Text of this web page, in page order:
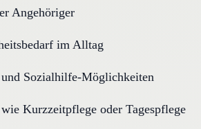
Angehöriger
im Alltag
Sozialhilfe-Möglichkeiten
Kurzzeitpflege oder Tagespflege